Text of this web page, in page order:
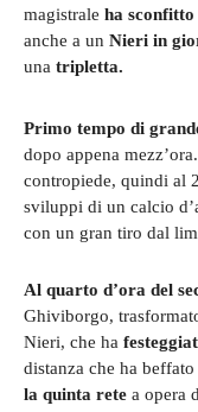
magistrale ha
anche a un Nieri in
una tripletta.
Primo tempo di
dopo appena mezz’ora.
contropiede, quindi al
sviluppi di un calcio
con un gran tiro dal
Al quarto d’ora del
Ghiviborgo,
Nieri, che ha
distanza che ha
la quinta rete a opera